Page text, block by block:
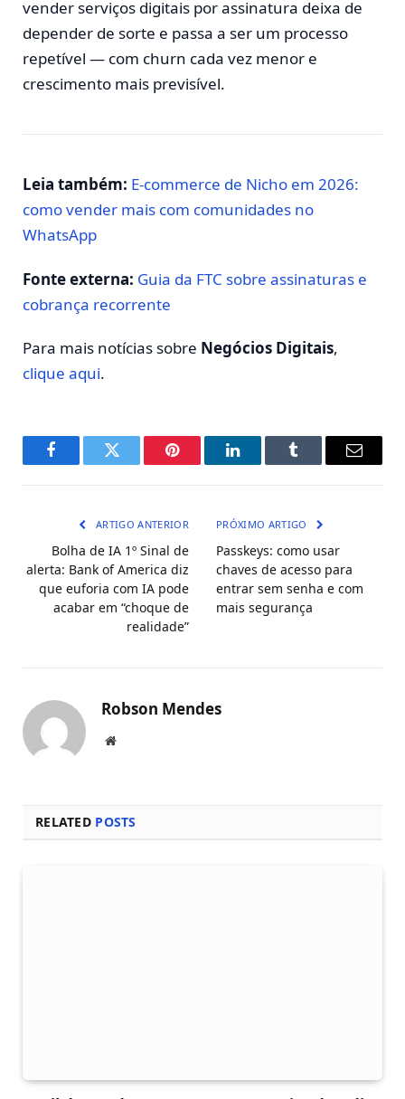
vender serviços digitais por assinatura deixa de
depender de sorte e passa a ser um processo
repetível — com churn cada vez menor e
crescimento mais previsível.
Leia também: E-commerce de Nicho em 2026:
como vender mais com comunidades no
WhatsApp
Fonte externa: Guia da FTC sobre assinaturas e
cobrança recorrente
Para mais notícias sobre Negócios Digitais,
clique aqui.
FacebookTwitter Pinterest LinkedInTumblr
E-
ARTIGO ANTERIOR
Bolha de IA 1º Sinal de
alerta: Bank of America diz
que euforia com IA pode
acabar em “choque de
realidade”
PRÓXIMO ARTIGO
Passkeys: como usar
chaves de acesso para
entrar sem senha e com
mais segurança
Robson Mendes
Local
RELATED POSTS